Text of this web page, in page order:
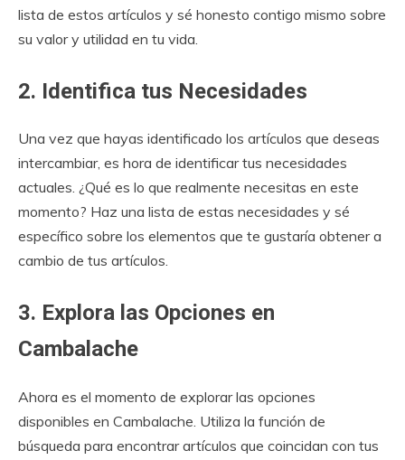
lista de estos artículos y sé honesto contigo mismo sobre
su valor y utilidad en tu vida.
2. Identifica tus Necesidades
Una vez que hayas identificado los artículos que deseas
intercambiar, es hora de identificar tus necesidades
actuales. ¿Qué es lo que realmente necesitas en este
momento? Haz una lista de estas necesidades y sé
específico sobre los elementos que te gustaría obtener a
cambio de tus artículos.
3. Explora las Opciones en
Cambalache
Ahora es el momento de explorar las opciones
disponibles en Cambalache. Utiliza la función de
búsqueda para encontrar artículos que coincidan con tus